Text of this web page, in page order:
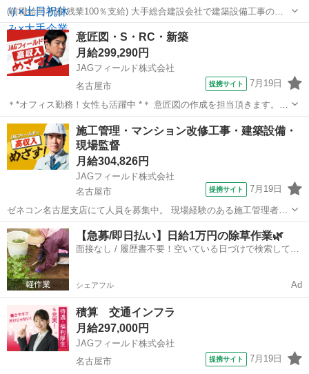
(前職給与考慮/残業100％支給) 大手総合建設会社で建築設備工事の現
場監督を募集しております。 担当プロジェクトはマンション、公共施
設、オフィスビル等の各物件 【エリア】 東海エリア全域 【担当業
務】 設備施工管理...
愛知 名古屋市 その他
意匠図・S・RC・新築
月給299,290円
JAGフィールド株式会社
名古屋市
提携サイト 7月19日
＊*オフィス勤務！女性も活躍中 *＊ 意匠図の作成を担当頂きます。
(応募条件) 意匠図の作成経験5年以上 施工図の知識がある方 AutoCAD
スキルをお持ちの方 ［プロジェクト名］ ・校舎/新築(S・RC...
愛知 名古屋市 その他
施工管理・マンション改修工事・建築設備・
現場監督
月給304,826円
JAGフィールド株式会社
名古屋市
提携サイト 7月19日
ゼネコン名古屋支店にて人員を募集中。 現場経験のある施工管理者を
探してます！ ［対象］ ＊名古屋支店が管轄する工事 ＊マンショ
ン/RC造/改修メイン ＊愛知・三重・岐阜にある各物件 ＊工期：担
当PJTによる ...
愛知 名古屋市 その他
【急募/即日払い】日給1万円の除草作業🌿
面接なし / 履歴書不要！空いている日づけで検索して即
シェアフル Ad
積算 交通インフラ
月給297,000円
JAGフィールド株式会社
名古屋市
提携サイト 7月19日